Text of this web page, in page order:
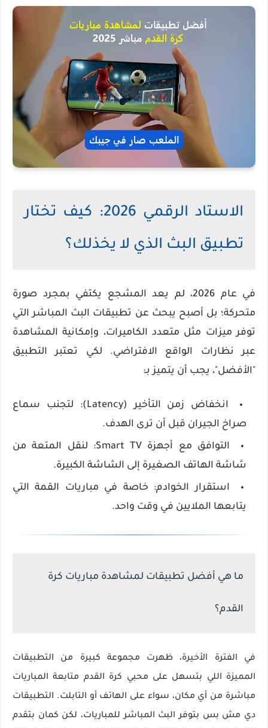
الاستاد الرقمي 2026: كيف تختار
تطبيق البث الذي لا يخذلك؟
في عام2026، لم يعد المشجع يكتفي بمجرد صورة
متحركة؛ بل أصبح يبحث عنتطبيقات البث المباشرالتي
توفر ميزات مثلمتعدد الكاميرات، وإمكانية المشاهدة
عبر نظارات الواقع الافتراضي. لكي تعتبر التطبيق
"الأفضل"، يجب أن يتميز بـ:
انخفاض زمن التأخير (Latency):
لتجنب سماع
صراخ الجيران قبل أن ترى الهدف.
التوافق مع أجهزة Smart TV:
لنقل المتعة من
شاشة الهاتف الصغيرة إلى الشاشة الكبيرة.
استقرار الخوادم:خاصة في مباريات القمة التي
يتابعها الملايين في وقت واحد.
ما هي أفضل تطبيقات لمشاهدة مباريات كرة
القدم؟
في الفترة الأخيرة، ظهرت مجموعة كبيرة من التطبيقات
المميزة اللي بتسهل على محبي كرة القدم متابعة المباريات
مباشرة من أي مكان، سواء على الهاتف أو التابلت. التطبيقات
دي مش بس بتوفر البث المباشر للمباريات، لكن كمان بتقدم